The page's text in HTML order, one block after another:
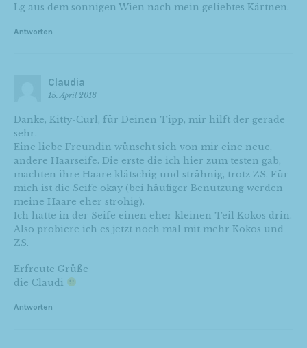
Lg aus dem sonnigen Wien nach mein geliebtes Kärtnen.
Antworten
Claudia
15. April 2018
Danke, Kitty-Curl, für Deinen Tipp, mir hilft der gerade
sehr.
Eine liebe Freundin wünscht sich von mir eine neue,
andere Haarseife. Die erste die ich hier zum testen gab,
machten ihre Haare klätschig und strähnig, trotz ZS. Für
mich ist die Seife okay (bei häufiger Benutzung werden
meine Haare eher strohig).
Ich hatte in der Seife einen eher kleinen Teil Kokos drin.
Also probiere ich es jetzt noch mal mit mehr Kokos und
ZS.
Erfreute Grüße
die Claudi
Antworten